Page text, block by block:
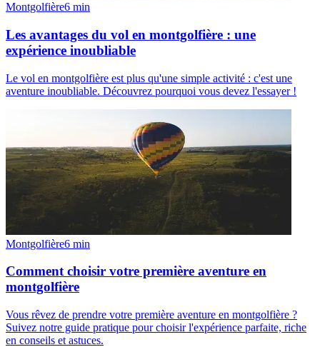
Montgolfière6 min
Les avantages du vol en montgolfière : une
expérience inoubliable
Le vol en montgolfière est plus qu'une simple activité : c'est une
aventure inoubliable. Découvrez pourquoi vous devez l'essayer !
Montgolfière6 min
Comment choisir votre première aventure en
montgolfière
Vous rêvez de prendre votre première aventure en montgolfière ?
Suivez notre guide pratique pour choisir l'expérience parfaite, riche
en conseils et astuces.